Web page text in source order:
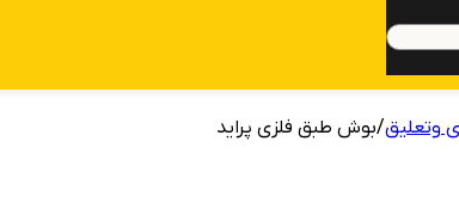
وتعلیق/بوش طبق فلزی پراید